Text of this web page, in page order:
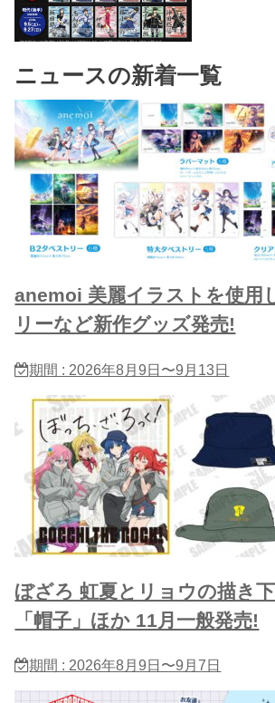
ニュースの新着一覧
anemoi 美麗イラストを使用
リーなど新作グッズ発売!
期間 : 2026年8月9日〜9月13日
ぼざろ 虹夏とリョウの描き
「帽子」ほか 11月一般発売!
期間 : 2026年8月9日〜9月7日